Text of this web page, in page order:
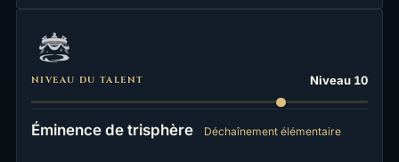
NIVEAU DU TALENT Niveau 10
Éminence de trisphère Déchaînement élémentaire